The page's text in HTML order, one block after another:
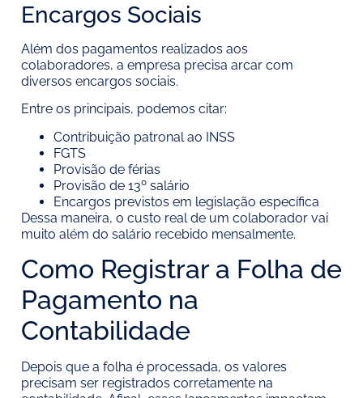
Encargos Sociais
Além dos pagamentos realizados aos
colaboradores, a empresa precisa arcar com
diversos encargos sociais.
Entre os principais, podemos citar:
Contribuição patronal ao INSS
FGTS
Provisão de férias
Provisão de 13º salário
Encargos previstos em legislação específica
Dessa maneira, o custo real de um colaborador vai
muito além do salário recebido mensalmente.
Como Registrar a Folha de
Pagamento na
Contabilidade
Depois que a folha é processada, os valores
precisam ser registrados corretamente na